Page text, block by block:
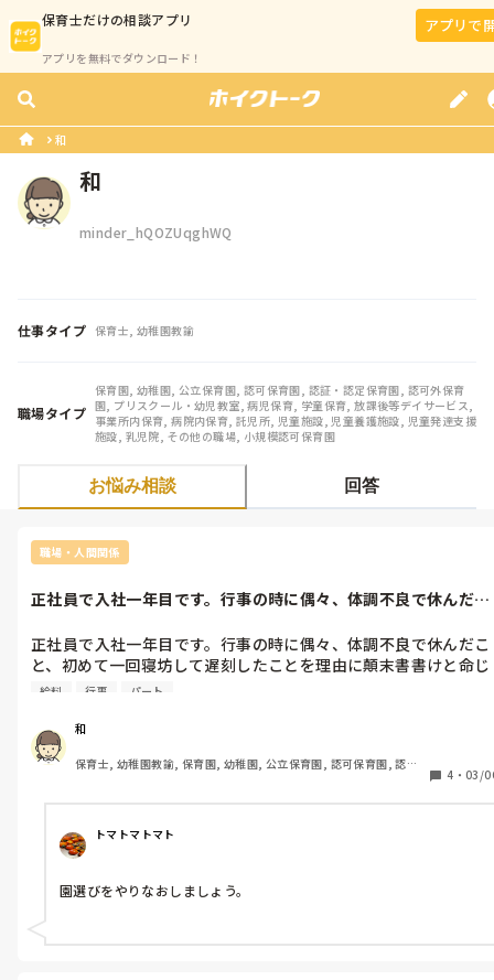
保育士だけの相談アプリ
アプリを無料でダウンロード！
アプリで
和
和
minder_hQOZUqghWQ
仕事タイプ 保育士, 幼稚園教諭
職場タイプ
保育園, 幼稚園, 公立保育園, 認可保育園, 認証・認定保育園, 認可外保育
園, プリスクール・幼児教室, 病児保育, 学童保育, 放課後等デイサービス,
事業所内保育, 病院内保育, 託児所, 児童施設, 児童養護施設, 児童発達支援
施設, 乳児院, その他の職場, 小規模認可保育園
お悩み相談 回答
職場・人間関係
正社員で入社一年目です。行事の時に偶々、体調不良で休んだこ
正社員で入社一年目です。行事の時に偶々、体調不良で休んだこ
と、初めて一回寝坊して遅刻したことを理由に顛末書書けと命じ
られました。そして、その顛末書を全職員に私に内緒で公開して
勤を命じられました。（でも、本当の理由は、私が原因ではな
く、人手不足を補う為や人件費削減が理由のようです。その理由
を私に言う事できないから、表面上、このような形をとられてま
私は、自殺も一度真剣に考えました…
パワハラがエスカレートしてます。助けて…。
皆さんは、この上司のやり方にどう思いますか？
給料 行事 パート
和
保育士, 幼稚園教諭, 保育園, 幼稚園, 公立保育園, 認可保育園, 認
所, 児童施設, 児童養護施設, 児童発達支援施設, 乳児院, その他の職
4 ・ 03/
トマトマトマト
園選びをやりなおしましょう。